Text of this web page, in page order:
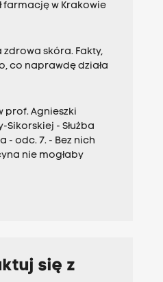
farmację w Krakowie
zdrowa skóra. Fakty,
co naprawdę działa
prof. Agnieszki
Sikorskiej - Służba
- odc. 7. - Bez nich
nie mogłaby
się z